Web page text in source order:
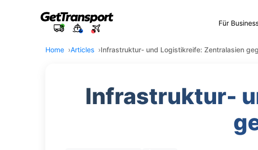
Für
Home Articles Infrastruktur- und Logistikreife: Zentralasien
Infrastruktur-